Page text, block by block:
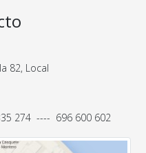
82, Local
274 ---- 696 600 602